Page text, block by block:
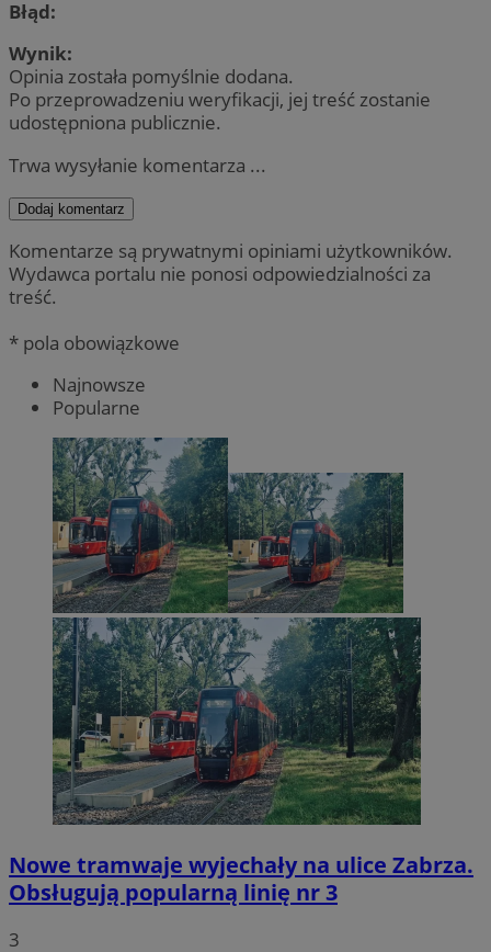
Błąd:
Wynik:
Opinia została pomyślnie dodana.
Po przeprowadzeniu weryfikacji, jej treść zostanie
udostępniona publicznie.
Trwa wysyłanie komentarza ...
Dodaj komentarz
Komentarze są prywatnymi opiniami użytkowników.
Wydawca portalu nie ponosi odpowiedzialności za
treść.
* pola obowiązkowe
Najnowsze
Popularne
Nowe tramwaje wyjechały na ulice Zabrza.
Obsługują popularną linię nr 3
3